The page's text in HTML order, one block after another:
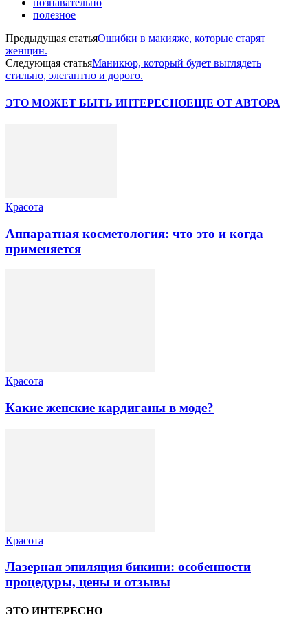
познавательно
полезное
Предыдущая статьяОшибки в макияже, которые старят
женщин.
Следующая статьяМаникюр, который будет выглядеть
стильно, элегантно и дорого.
ЭТО МОЖЕТ БЫТЬ ИНТЕРЕСНОЕЩЕ ОТ АВТОРА
Красота
Аппаратная косметология: что это и когда
применяется
Красота
Какие женские кардиганы в моде?
Красота
Лазерная эпиляция бикини: особенности
процедуры, цены и отзывы
ЭТО ИНТЕРЕСНО